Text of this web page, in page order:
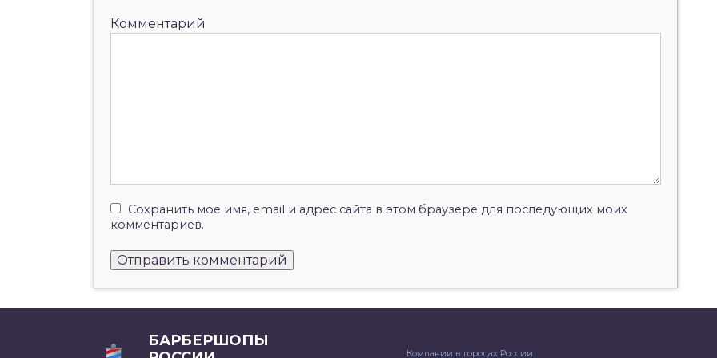
Комментарий
Сохранить моё имя, email и адрес сайта в этом браузере для последующих моих
комментариев.
БАРБЕРШОПЫ
Компании в городах России